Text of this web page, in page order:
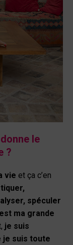
le
?
vie et ça c’en
spéculer
ma grande
je suis
je suis toute